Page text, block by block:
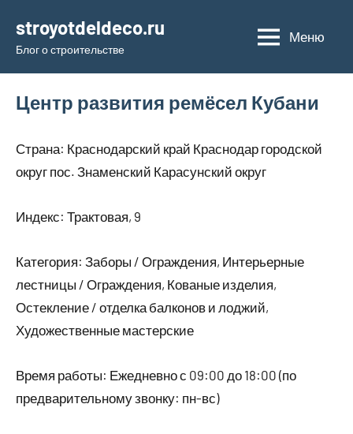
содержимому
stroyotdeldeco.ru
Блог о строительстве
Меню
Центр развития ремёсел Кубани
Страна: Краснодарский край Краснодар городской
округ пос. Знаменский Карасунский округ
Индекс: Трактовая, 9
Категория: Заборы / Ограждения, Интерьерные
лестницы / Ограждения, Кованые изделия,
Остекление / отделка балконов и лоджий,
Художественные мастерские
Время работы: Ежедневно с 09:00 до 18:00 (по
предварительному звонку: пн-вс)